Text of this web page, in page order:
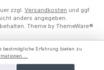
zzgl. Versandkosten und ggf.
anders angegeben.
Theme by ThemeWare®
bestmögliche Erfahrung bieten zu
...